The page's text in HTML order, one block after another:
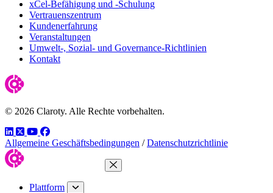
xCel-Befähigung und -Schulung
Vertrauenszentrum
Kundenerfahrung
Veranstaltungen
Umwelt-, Sozial- und Governance-Richtlinien
Kontakt
© 2026 Claroty. Alle Rechte vorbehalten.
LinkedIn
TwitterYouTube
Facebook
Allgemeine Geschäftsbedingungen / Datenschutzrichtlinie
Menü schließen
Plattform